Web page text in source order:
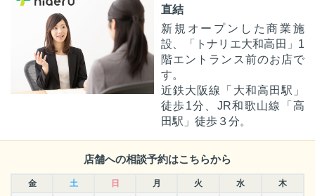
直結
新規オープンした商業施
設、「トナリエ大和高田」1
階エントランス前のお店で
す。
近鉄大阪線「大和高田駅」
徒歩1分、JR和歌山線「高
田駅」徒歩３分。
店舗への相談予約はこちらから
金 土 日 月 火 水
木